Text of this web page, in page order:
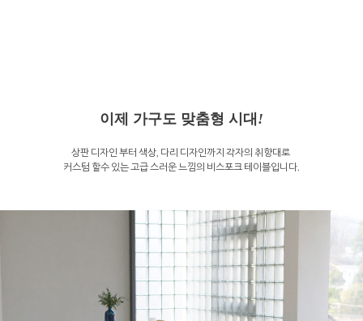
이제 가구도 맞춤형 시대 !
상판 디자인 부터 색상, 다리 디자인까지 각자의 취향대로
커스텀 할수 있는 고급 스러운 느낌의 비스포크 테이블입니다.